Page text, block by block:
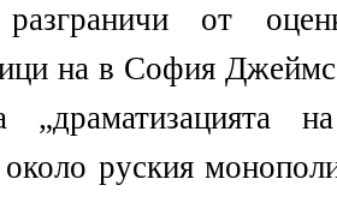
от
на в София
„драматизацията
руския